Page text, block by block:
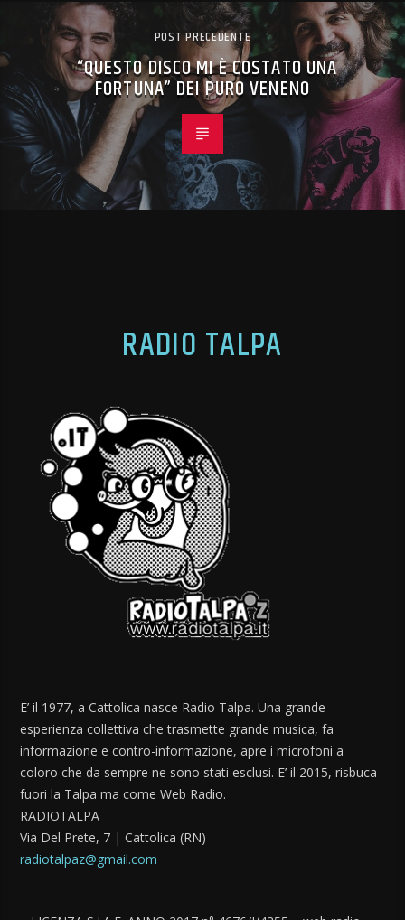
POST PRECEDENTE
“QUESTO DISCO MI È COSTATO UNA
FORTUNA” DEI PURO VENENO
RADIO TALPA
E’ il 1977, a Cattolica nasce Radio Talpa. Una grande
esperienza collettiva che trasmette grande musica, fa
informazione e contro-informazione, apre i microfoni a
coloro che da sempre ne sono stati esclusi. E’ il 2015, risbuca
fuori la Talpa ma come Web Radio.
RADIOTALPA
Via Del Prete, 7 | Cattolica (RN)
radiotalpaz@gmail.com